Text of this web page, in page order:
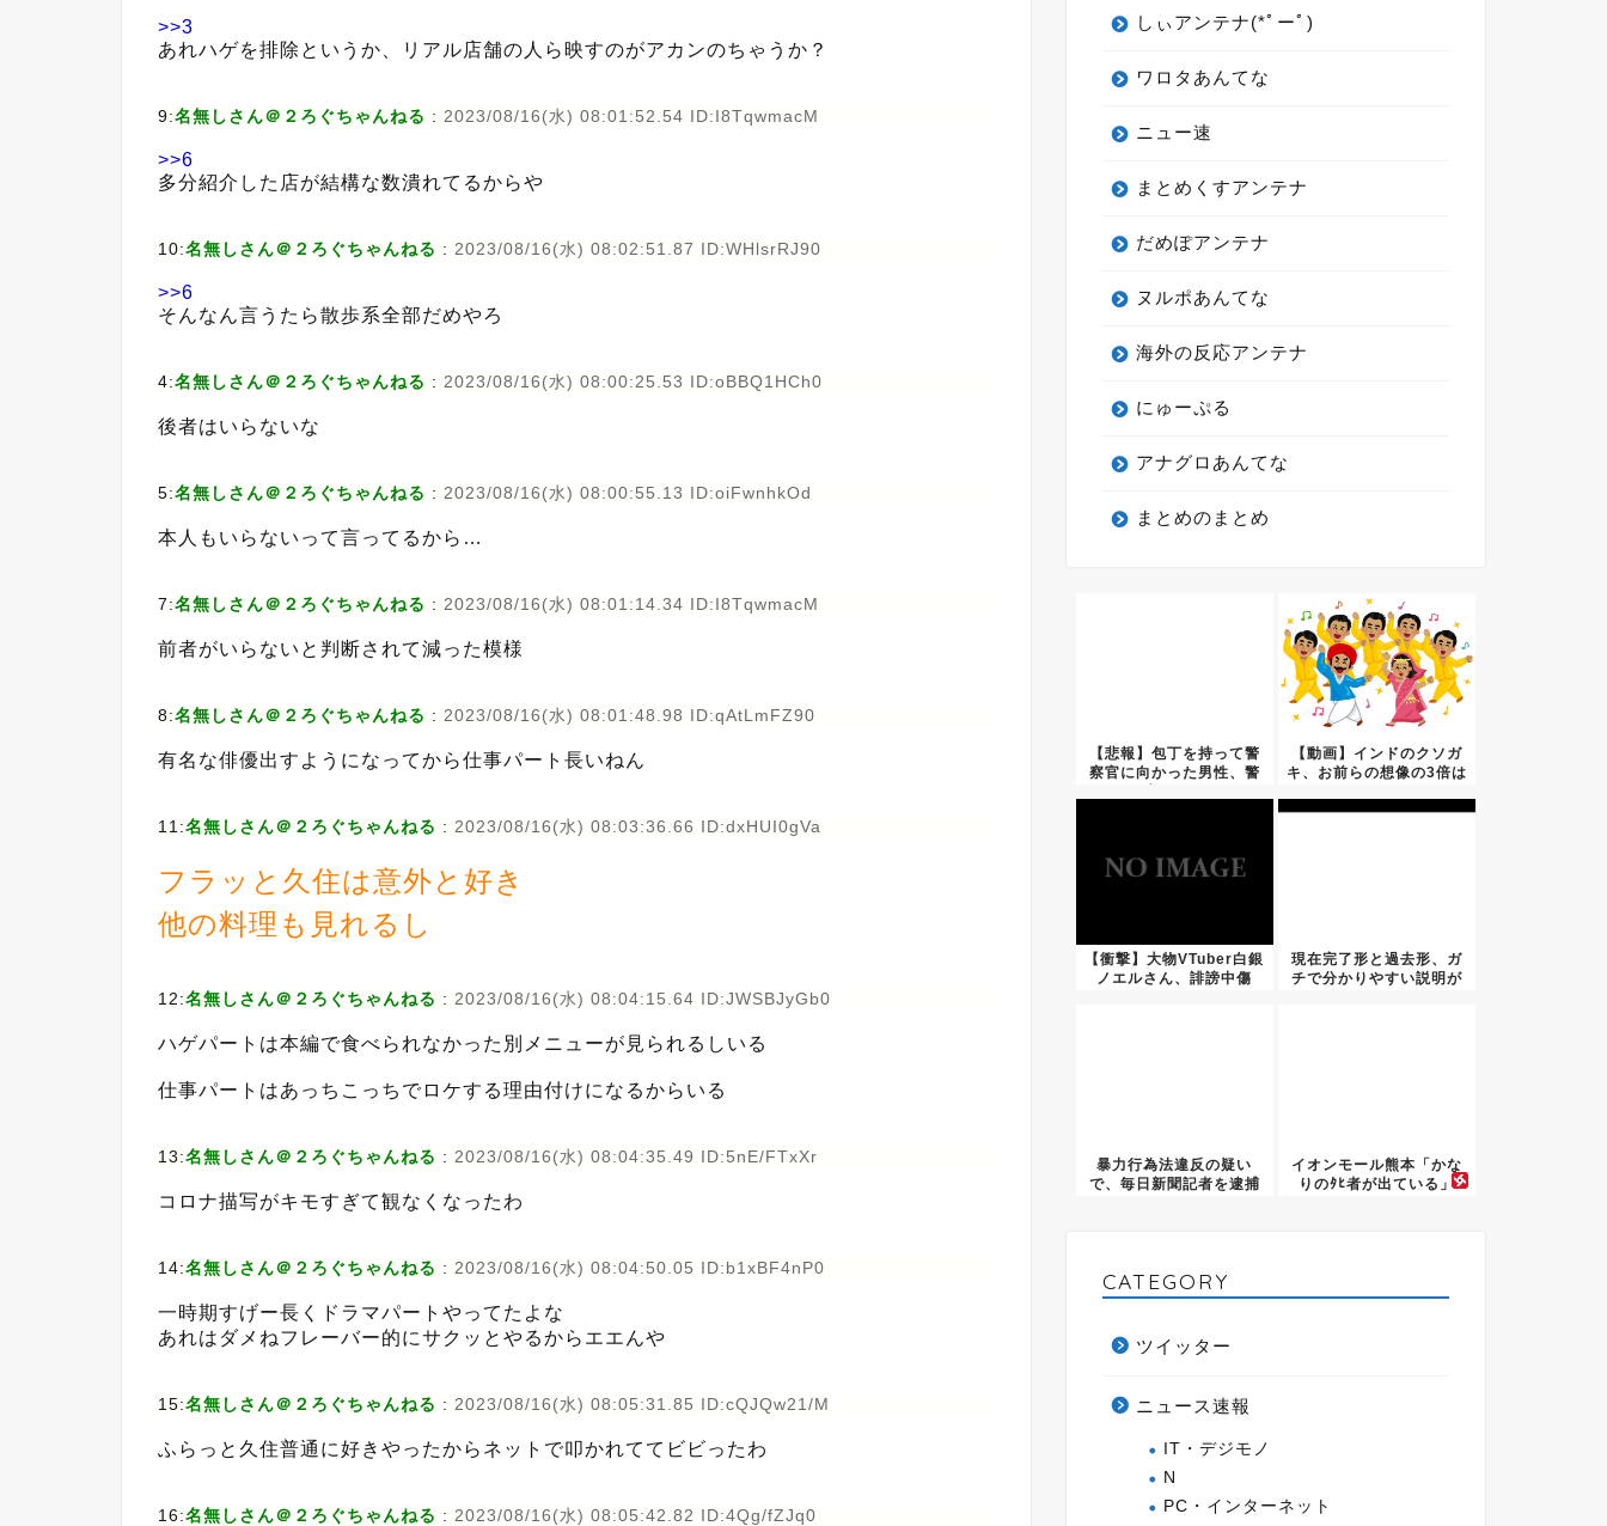
>>3
あれハゲを排除というか、リアル店舗の人ら映すのがアカンのちゃうか？
9:名無しさん＠２ろぐちゃんねる : 2023/08/16(水) 08:01:52.54 ID:I8TqwmacM
>>6
多分紹介した店が結構な数潰れてるからや
10:名無しさん＠２ろぐちゃんねる : 2023/08/16(水) 08:02:51.87 ID:WHlsrRJ90
>>6
そんなん言うたら散歩系全部だめやろ
4:名無しさん＠２ろぐちゃんねる : 2023/08/16(水) 08:00:25.53 ID:oBBQ1HCh0
後者はいらないな
5:名無しさん＠２ろぐちゃんねる : 2023/08/16(水) 08:00:55.13 ID:oiFwnhkOd
本人もいらないって言ってるから…
7:名無しさん＠２ろぐちゃんねる : 2023/08/16(水) 08:01:14.34 ID:I8TqwmacM
前者がいらないと判断されて減った模様
8:名無しさん＠２ろぐちゃんねる : 2023/08/16(水) 08:01:48.98 ID:qAtLmFZ90
有名な俳優出すようになってから仕事パート長いねん
11:名無しさん＠２ろぐちゃんねる : 2023/08/16(水) 08:03:36.66 ID:dxHUI0gVa
フラッと久住は意外と好き
他の料理も見れるし
12:名無しさん＠２ろぐちゃんねる : 2023/08/16(水) 08:04:15.64 ID:JWSBJyGb0
ハゲパートは本編で食べられなかった別メニューが見られるしいる
仕事パートはあっちこっちでロケする理由付けになるからいる
13:名無しさん＠２ろぐちゃんねる : 2023/08/16(水) 08:04:35.49 ID:5nE/FTxXr
コロナ描写がキモすぎて観なくなったわ
14:名無しさん＠２ろぐちゃんねる : 2023/08/16(水) 08:04:50.05 ID:b1xBF4nP0
一時期すげー長くドラマパートやってたよな
あれはダメねフレーバー的にサクッとやるからエエんや
15:名無しさん＠２ろぐちゃんねる : 2023/08/16(水) 08:05:31.85 ID:cQJQw21/M
ふらっと久住普通に好きやったからネットで叩かれててビビったわ
16:名無しさん＠２ろぐちゃんねる : 2023/08/16(水) 08:05:42.82 ID:4Qg/fZJq0
しぃアンテナ(*ﾟーﾟ)
ワロタあんてな
ニュー速
まとめくすアンテナ
だめぽアンテナ
ヌルポあんてな
海外の反応アンテナ
にゅーぷる
アナグロあんてな
まとめのまとめ
【悲報】包丁を持って警
察官に向かった男性、警
【動画】インドのクソガ
キ、お前らの想像の3倍は
【衝撃】大物VTuber白銀
ノエルさん、誹謗中傷
現在完了形と過去形、ガ
チで分かりやすい説明が
暴力行為法違反の疑い
で、毎日新聞記者を逮捕
イオンモール熊本「かな
りのﾀﾋ者が出ている」
CATEGORY
ツイッター
ニュース速報
IT・デジモノ
N
PC・インターネット